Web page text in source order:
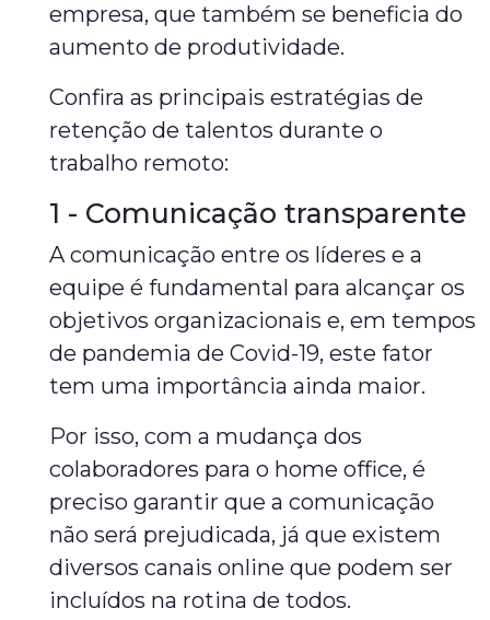
empresa, que também se beneficia do
aumento de produtividade.
Confira as principais estratégias de
retenção de talentos durante o
trabalho remoto:
1 - Comunicação transparente
A comunicação entre os líderes e a
equipe é fundamental para alcançar os
objetivos organizacionais e, em tempos
de pandemia de Covid-19, este fator
tem uma importância ainda maior.
Por isso, com a mudança dos
colaboradores para o home office, é
preciso garantir que a comunicação
não será prejudicada, já que existem
diversos canais online que podem ser
incluídos na rotina de todos.